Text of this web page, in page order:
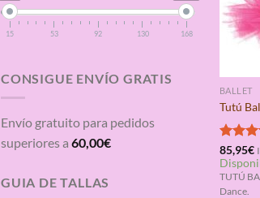
15 53 92 130 168
CONSIGUE ENVÍO GRATIS
Envío gratuito para pedidos
superiores a 60,00€
GUIA DE TALLAS
BALLET
Tutú
con
de 5
85,95€
TUTÚ
Dance.